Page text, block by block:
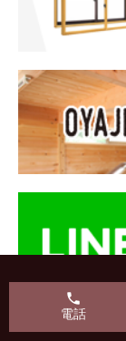
phone
電話